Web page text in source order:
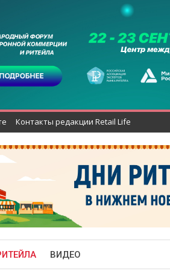
Контакты редакции Retail Life
ВИДЕО